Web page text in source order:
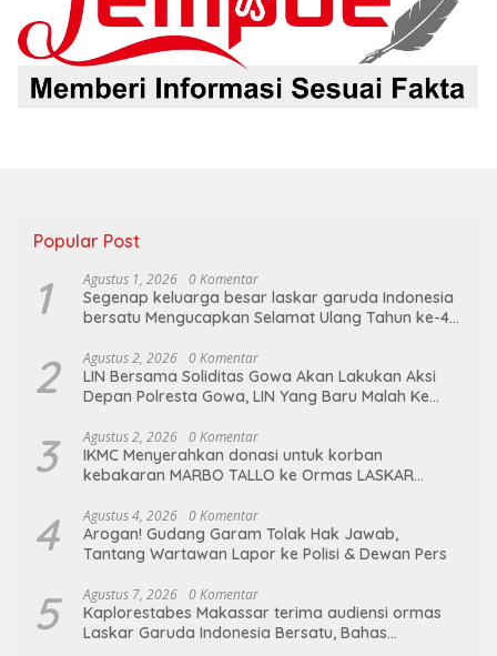
Popular Post
1 Agustus 1, 2026 0 Komentar
Segenap keluarga besar laskar garuda Indonesia
bersatu Mengucapkan Selamat Ulang Tahun ke-44
2 Agustus 2, 2026 0 Komentar
LIN Bersama Soliditas Gowa Akan Lakukan Aksi
Depan Polresta Gowa, LIN Yang Baru Malah Ke
3 Agustus 2, 2026 0 Komentar
IKMC Menyerahkan donasi untuk korban
kebakaran MARBO TALLO ke Ormas LASKAR
4 Agustus 4, 2026 0 Komentar
Arogan! Gudang Garam Tolak Hak Jawab,
Tantang Wartawan Lapor ke Polisi & Dewan Pers
5 Agustus 7, 2026 0 Komentar
Kaplorestabes Makassar terima audiensi ormas
Laskar Garuda Indonesia Bersatu, Bahas